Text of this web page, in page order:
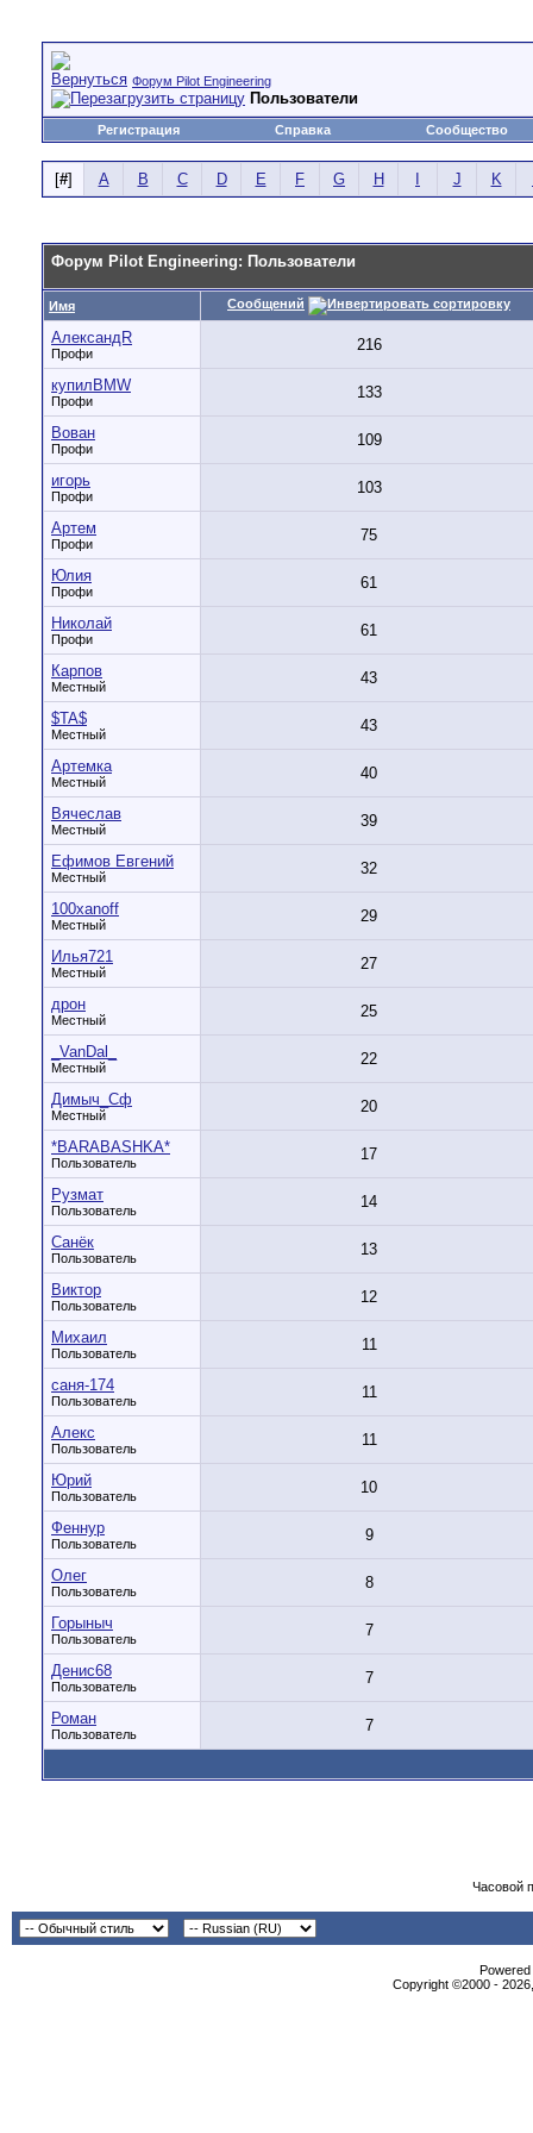
Форум Pilot Engineering
Пользователи
Регистрация Справка Сообщество
[#] A B C D E F G H J K
Форум Pilot Engineering: Пользователи
Имя Сообщений
АлександR
Профи 216
купилBMW
Профи 133
Вован
Профи 109
игорь
Профи 103
Артем
Профи 75
Юлия
Профи 61
Николай
Профи 61
Карпов
Местный 43
$TA$
Местный 43
Артемка
Местный 40
Вячеслав
Местный 39
Ефимов Евгений
Местный 32
100xanoff
Местный 29
Илья721
Местный 27
дрон
Местный 25
_VanDal_
Местный 22
Димыч_Сф
Местный 20
*BARABASHKA*
Пользователь 17
Рузмат
Пользователь 14
Санёк
Пользователь 13
Виктор
Пользователь 12
Михаил
Пользователь 11
саня-174
Пользователь 11
Алекс
Пользователь 11
Юрий
Пользователь 10
Феннур
Пользователь 9
Олег
Пользователь 8
Горыныч
Пользователь 7
Денис68
Пользователь 7
Роман
Пользователь 7
Часовой
Copyright ©2000 -